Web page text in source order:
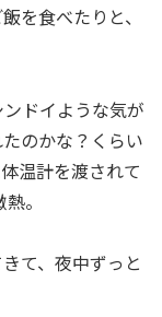
を食べたりと、
ドイような気が
のかな？くらい
温計を渡されて
。
て、夜中ずっと